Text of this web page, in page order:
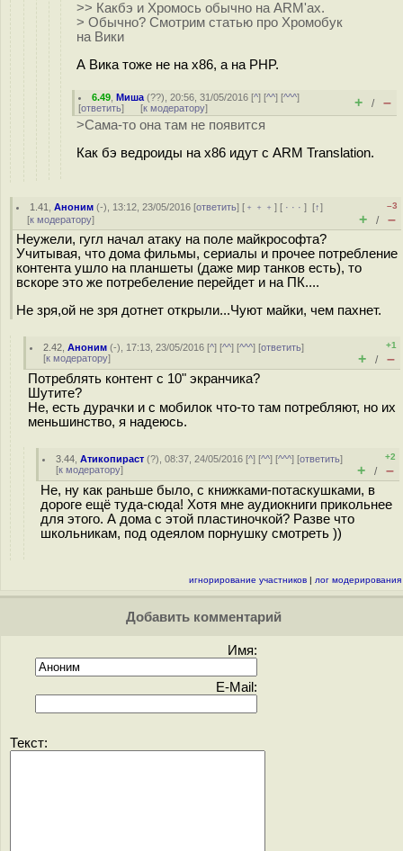
>> Какбэ и Хромось обычно на ARM'ах.
> Обычно? Смотрим статью про Хромобук
на Вики
А Вика тоже не на x86, а на PHP.
6.49 ,Миша (??), 20:56, 31/05/2016 [^] [^^] [^^^]
[ответить] [к модератору] + / –
>Сама-то она там не появится
Как бэ ведроиды на x86 идут с ARM Translation.
1.41 ,Аноним (-), 13:12, 23/05/2016 [ответить] [ ﹢﹢﹢] [ · · ·][↑]
[к модератору]
–3
+ / –
Неужели, гугл начал атаку на поле майкрософта?
Учитывая, что дома фильмы, сериалы и прочее потребление
контента ушло на планшеты (даже мир танков есть), то
вскоре это же потребеление перейдет и на ПК....
Не зря,ой не зря дотнет открыли...Чуют майки, чем пахнет.
2.42 ,Аноним (-), 17:13, 23/05/2016 [^] [^^] [^^^] [ответить]
[к модератору]
+1
+ / –
Потреблять контент с 10" экранчика?
Шутите?
Не, есть дурачки и с мобилок что-то там потребляют, но их
меньшинство, я надеюсь.
3.44 ,Атикопираст (?), 08:37, 24/05/2016 [^] [^^] [^^^] [ответить]
[к модератору]
+2
+ / –
Не, ну как раньше было, с книжками-потаскушками, в
дороге ещё туда-сюда! Хотя мне аудиокниги прикольнее
для этого. А дома с этой пластиночкой? Разве что
школьникам, под одеялом порнушку смотреть ))
игнорирование участников | лог модерирования
Добавить комментарий
Имя:
E-Mail:
Текст: